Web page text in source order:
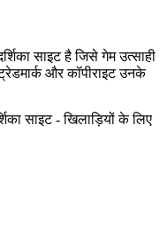
साइट है जिसे गेम उत्साही
और कॉपीराइट उनके
साइट - खिलाड़ियों के लिए